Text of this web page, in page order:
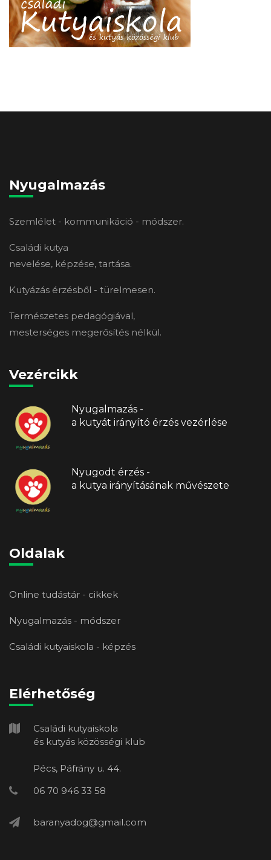
Nyugalmazás
Szemlélet - kommunikáció - módszer.
Családi kutya
nevelése, képzése, tartása.
Kutyázás érzésből - türelmesen.
Természetes pedagógiával,
mesterséges megerősítés nélkül.
Vezércikk
Nyugalmazás -
a kutyát irányító érzés vezérlése
Nyugodt érzés -
a kutya irányításának művészete
Oldalak
Online tudástár - cikkek
Nyugalmazás - módszer
Családi kutyaiskola - képzés
Elérhetőség
Családi kutyaiskola
és kutyás közösségi klub
Pécs, Páfrány u. 44.
06 70 946 33 58
baranyadog@gmail.com